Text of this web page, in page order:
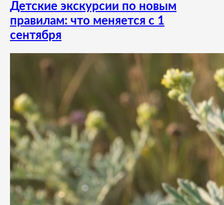
Детские экскурсии по новым
правилам: что меняется с 1
сентября